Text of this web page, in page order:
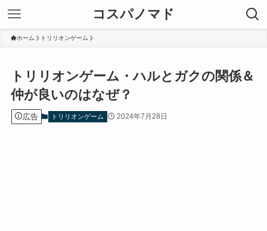
コスパノマド
ホーム トリリオンゲーム
トリリオンゲーム・ハルとガクの関係＆
仲が良いのはなぜ？
広告 トリリオンゲーム 2024年7月28日